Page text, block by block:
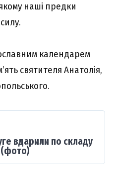
наші предки
календарем
святителя Анатолія,
вдарили по складу
(фото)